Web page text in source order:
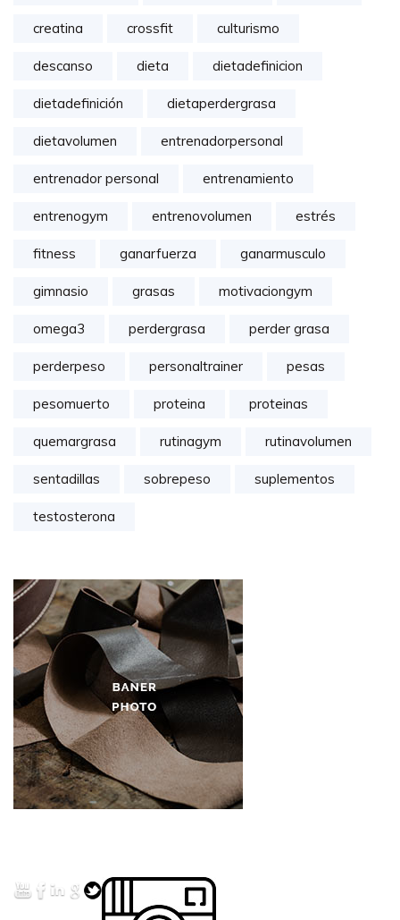
creatina crossfit culturismo
descanso dieta dietadefinicion
dietadefinición dietaperdergrasa
dietavolumen entrenadorpersonal
entrenador personal entrenamiento
entrenogym entrenovolumen estrés
fitness ganarfuerza ganarmusculo
gimnasio grasas motivaciongym
omega3 perdergrasa perder grasa
perderpeso personaltrainer pesas
pesomuerto proteina proteinas
quemargrasa rutinagym rutinavolumen
sentadillas sobrepeso suplementos
testosterona